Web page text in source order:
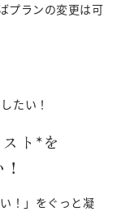
プランの変更は可
ト*を
！」をぐっと凝